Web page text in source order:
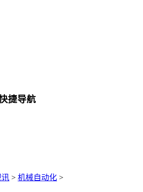
捷导航
讯 > 机械自动化 >